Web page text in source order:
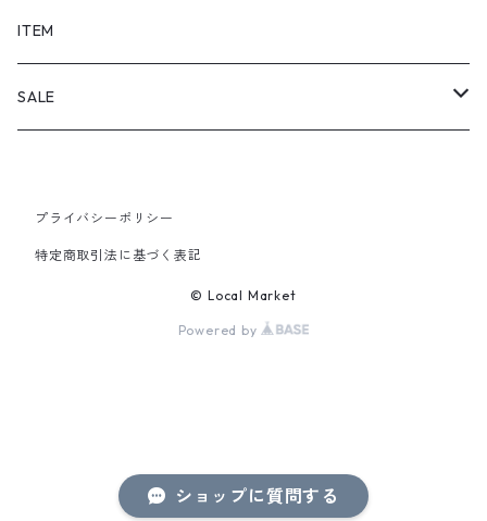
ショップに質問する
SHORTS
PANTS
ITEM
SALE
PANTS
プライバシーポリシー
特定商取引法に基づく表記
© Local Market
Powered by